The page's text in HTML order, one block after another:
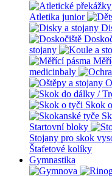
Atletika junior
stojany
medicinbaly
Skok
Startovní bloky
Stojany pro skok
Štafetové kolíky
Gymnastika